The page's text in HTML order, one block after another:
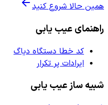
همین حالا شروع کنید
راهنمای عیب یابی
کد خطا دستگاه دیاگ
ایرادات پر تکرار
شبیه ساز عیب یابی